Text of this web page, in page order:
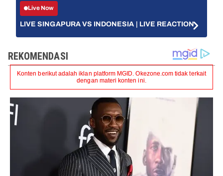
Live Now
LIVE SINGAPURA VS INDONESIA | LIVE REACTION